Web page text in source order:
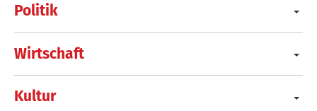
Politik
Wirtschaft
Kultur